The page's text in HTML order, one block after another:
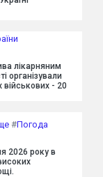
лікарняним
організували
- 20
#Погода
2026 року в